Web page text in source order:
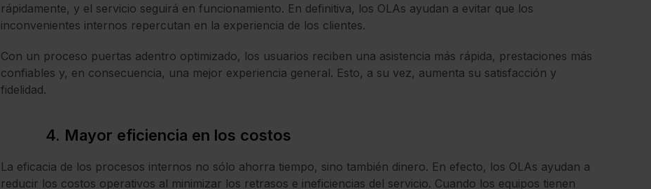
rápidamente, y el servicio seguirá en funcionamiento. En definitiva, los OLAs ayudan a evitar que los
inconvenientes internos repercutan en la experiencia de los clientes.
Con un proceso puertas adentro optimizado, los usuarios reciben una asistencia más rápida, prestaciones más
confiables y, en consecuencia, una mejor experiencia general. Esto, a su vez, aumenta su satisfacción y
fidelidad.
4. Mayor eficiencia en los costos
La eficacia de los procesos internos no sólo ahorra tiempo, sino también dinero. En efecto, los OLAs ayudan a
reducir los costos operativos al minimizar los retrasos e ineficiencias del servicio. Cuando los equipos tienen